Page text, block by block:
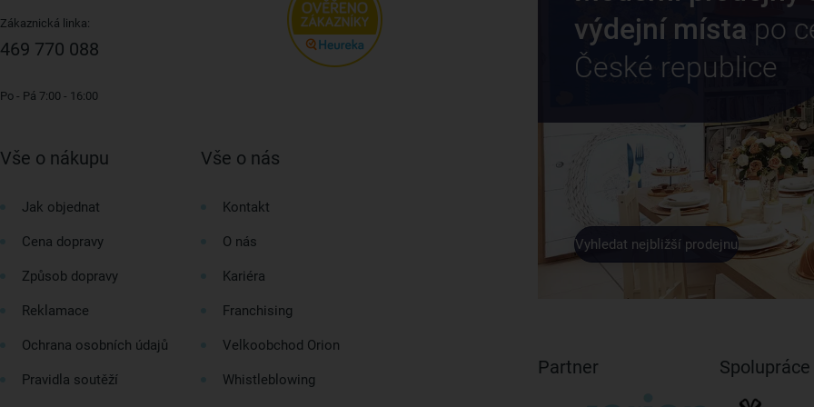
výdejní místa po
České republice
Vyhledat nejbližší prodejnu
Partner Spolupráce
Zákaznická linka:
469 770 088
Po - Pá 7:00 - 16:00
Vše o nákupu
Jak objednat
Cena dopravy
Způsob dopravy
Reklamace
Ochrana osobních údajů
Pravidla soutěží
Vše o nás
Kontakt
O nás
Kariéra
Franchising
Velkoobchod Orion
Whistleblowing